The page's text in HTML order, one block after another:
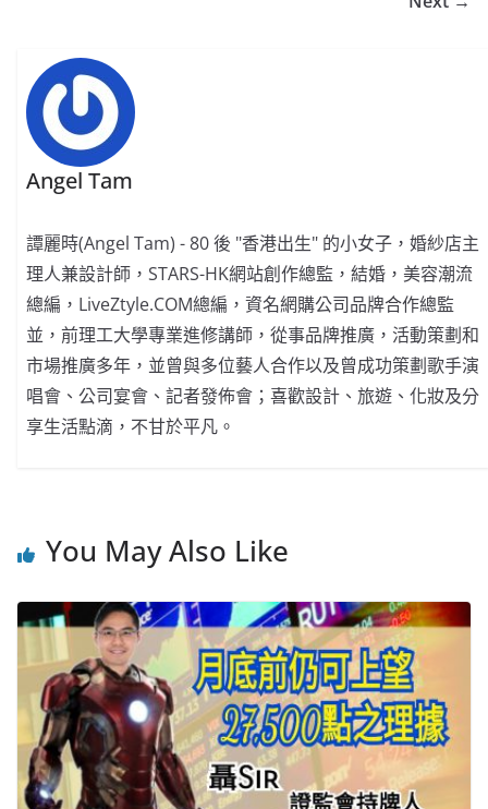
Angel Tam
譚麗時(Angel Tam) - 80 後 "香港出生" 的小女子，婚紗店主
理人兼設計師，STARS-HK網站創作總監，結婚，美容潮流
總編，LiveZtyle.COM總編，資名網購公司品牌合作總監
並，前理工大學專業進修講師，從事品牌推廣，活動策劃和
市場推廣多年，並曾與多位藝人合作以及曾成功策劃歌手演
唱會、公司宴會、記者發佈會；喜歡設計、旅遊、化妝及分
享生活點滴，不甘於平凡。
You May Also Like